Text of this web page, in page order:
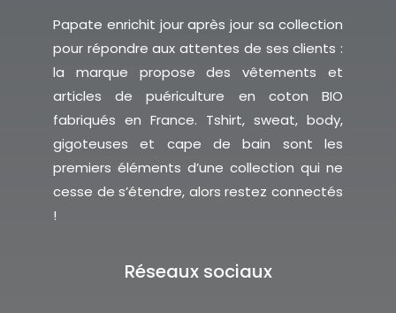
Papate enrichit jour après jour sa collection
pour répondre aux attentes de ses clients :
la marque propose des vêtements et
articles de puériculture en coton BIO
fabriqués en France. Tshirt, sweat, body,
gigoteuses et cape de bain sont les
premiers éléments d’une collection qui ne
cesse de s’étendre, alors restez connectés
!
Réseaux sociaux